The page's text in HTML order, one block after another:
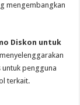
mengembangkan
Diskon untuk
pengguna
terkait.